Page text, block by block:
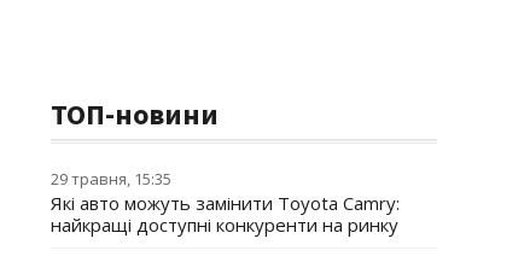
ТОП-новини
29 травня, 15:35
Які авто можуть замінити Toyota Camry:
найкращі доступні конкуренти на ринку